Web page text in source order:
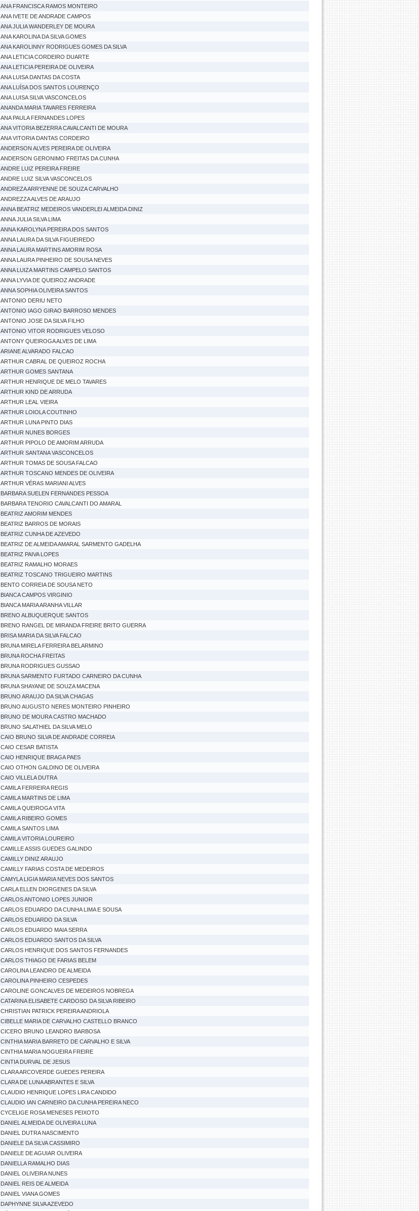
ANA FRANCISCA RAMOS MONTEIRO
ANA IVETE DE ANDRADE CAMPOS
ANA JULIA WANDERLEY DE MOURA
ANA KAROLINA DA SILVA GOMES
ANA KAROLINNY RODRIGUES GOMES DA SILVA
ANA LETICIA CORDEIRO DUARTE
ANA LETICIA PEREIRA DE OLIVEIRA
ANA LUISA DANTAS DA COSTA
ANA LUÍSA DOS SANTOS LOURENÇO
ANA LUISA SILVA VASCONCELOS
ANANDA MARIA TAVARES FERREIRA
ANA PAULA FERNANDES LOPES
ANA VITORIA BEZERRA CAVALCANTI DE MOURA
ANA VITORIA DANTAS CORDEIRO
ANDERSON ALVES PEREIRA DE OLIVEIRA
ANDERSON GERONIMO FREITAS DA CUNHA
ANDRE LUIZ PEREIRA FREIRE
ANDRE LUIZ SILVA VASCONCELOS
ANDREZA ARRYENNE DE SOUZA CARVALHO
ANDREZZA ALVES DE ARAUJO
ANNA BEATRIZ MEDEIROS VANDERLEI ALMEIDA DINIZ
ANNA JULIA SILVA LIMA
ANNA KAROLYNA PEREIRA DOS SANTOS
ANNA LAURA DA SILVA FIGUEIREDO
ANNA LAURA MARTINS AMORIM ROSA
ANNA LAURA PINHEIRO DE SOUSA NEVES
ANNA LUIZA MARTINS CAMPELO SANTOS
ANNA LYVIA DE QUEIROZ ANDRADE
ANNA SOPHIA OLIVEIRA SANTOS
ANTONIO DERIU NETO
ANTONIO IAGO GIRAO BARROSO MENDES
ANTONIO JOSE DA SILVA FILHO
ANTONIO VITOR RODRIGUES VELOSO
ANTONY QUEIROGA ALVES DE LIMA
ARIANE ALVARADO FALCAO
ARTHUR CABRAL DE QUEIROZ ROCHA
ARTHUR GOMES SANTANA
ARTHUR HENRIQUE DE MELO TAVARES
ARTHUR KIND DE ARRUDA
ARTHUR LEAL VIEIRA
ARTHUR LOIOLA COUTINHO
ARTHUR LUNA PINTO DIAS
ARTHUR NUNES BORGES
ARTHUR PIPOLO DE AMORIM ARRUDA
ARTHUR SANTANA VASCONCELOS
ARTHUR TOMAS DE SOUSA FALCAO
ARTHUR TOSCANO MENDES DE OLIVEIRA
ARTHUR VÉRAS MARIANI ALVES
BARBARA SUELEN FERNANDES PESSOA
BARBARA TENORIO CAVALCANTI DO AMARAL
BEATRIZ AMORIM MENDES
BEATRIZ BARROS DE MORAIS
BEATRIZ CUNHA DE AZEVEDO
BEATRIZ DE ALMEIDA AMARAL SARMENTO GADELHA
BEATRIZ PAIVA LOPES
BEATRIZ RAMALHO MORAES
BEATRIZ TOSCANO TRIGUEIRO MARTINS
BENTO CORREIA DE SOUSA NETO
BIANCA CAMPOS VIRGINIO
BIANCA MARIA ARANHA VILLAR
BRENO ALBUQUERQUE SANTOS
BRENO RANGEL DE MIRANDA FREIRE BRITO GUERRA
BRISA MARIA DA SILVA FALCAO
BRUNA MIRELA FERREIRA BELARMINO
BRUNA ROCHA FREITAS
BRUNA RODRIGUES GUSSAO
BRUNA SARMENTO FURTADO CARNEIRO DA CUNHA
BRUNA SHAYANE DE SOUZA MACENA
BRUNO ARAUJO DA SILVA CHAGAS
BRUNO AUGUSTO NERES MONTEIRO PINHEIRO
BRUNO DE MOURA CASTRO MACHADO
BRUNO SALATHIEL DA SILVA MELO
CAIO BRUNO SILVA DE ANDRADE CORREIA
CAIO CESAR BATISTA
CAIO HENRIQUE BRAGA PAES
CAIO OTHON GALDINO DE OLIVEIRA
CAIO VILLELA DUTRA
CAMILA FERREIRA REGIS
CAMILA MARTINS DE LIMA
CAMILA QUEIROGA VITA
CAMILA RIBEIRO GOMES
CAMILA SANTOS LIMA
CAMILA VITORIA LOUREIRO
CAMILLE ASSIS GUEDES GALINDO
CAMILLY DINIZ ARAUJO
CAMILLY FARIAS COSTA DE MEDEIROS
CAMYLA LIGIA MARIA NEVES DOS SANTOS
CARLA ELLEN DIORGENES DA SILVA
CARLOS ANTONIO LOPES JUNIOR
CARLOS EDUARDO DA CUNHA LIMA E SOUSA
CARLOS EDUARDO DA SILVA
CARLOS EDUARDO MAIA SERRA
CARLOS EDUARDO SANTOS DA SILVA
CARLOS HENRIQUE DOS SANTOS FERNANDES
CARLOS THIAGO DE FARIAS BELEM
CAROLINA LEANDRO DE ALMEIDA
CAROLINA PINHEIRO CESPEDES
CAROLINE GONCALVES DE MEDEIROS NOBREGA
CATARINA ELISABETE CARDOSO DA SILVA RIBEIRO
CHRISTIAN PATRICK PEREIRA ANDRIOLA
CIBELLE MARIA DE CARVALHO CASTELLO BRANCO
CICERO BRUNO LEANDRO BARBOSA
CINTHIA MARIA BARRETO DE CARVALHO E SILVA
CINTHIA MARIA NOGUEIRA FREIRE
CINTIA DURVAL DE JESUS
CLARA ARCOVERDE GUEDES PEREIRA
CLARA DE LUNA ABRANTES E SILVA
CLAUDIO HENRIQUE LOPES LIRA CANDIDO
CLAUDIO IAN CARNEIRO DA CUNHA PEREIRA NECO
CYCELIGE ROSA MENESES PEIXOTO
DANIEL ALMEIDA DE OLIVEIRA LUNA
DANIEL DUTRA NASCIMENTO
DANIELE DA SILVA CASSIMIRO
DANIELE DE AGUIAR OLIVEIRA
DANIELLA RAMALHO DIAS
DANIEL OLIVEIRA NUNES
DANIEL REIS DE ALMEIDA
DANIEL VIANA GOMES
DAPHYNNE SILVA AZEVEDO